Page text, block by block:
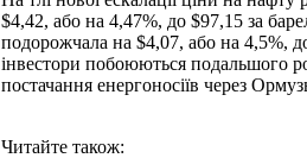
$4,42, або на 4,47%, до $97,15 за
подорожчала на $4,07, або на 4,5%,
інвестори побоюються подальшого
постачання енергоносіїв через
Читайте також: